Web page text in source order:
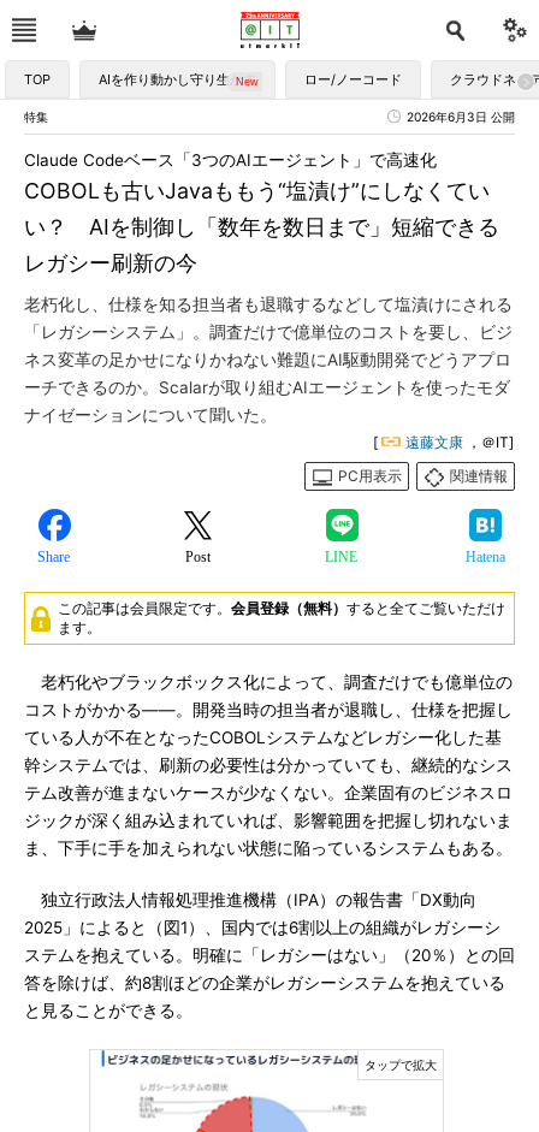
TOP AIを作り動かし守り生かす ロー/ノーコード クラウドネイ
特集 2026年6月3日 公開
COBOLも古いJavaももう“塩漬け”にしなくてい
い？ AIを制御し「数年を数日まで」短縮できる
レガシー刷新の今
Claude Codeベース「3つのAIエージェント」で高速化
老朽化し、仕様を知る担当者も退職するなどして塩漬けにされる
「レガシーシステム」。調査だけで億単位のコストを要し、ビジ
ネス変革の足かせになりかねない難題にAI駆動開発でどうアプロ
ーチできるのか。Scalarが取り組むAIエージェントを使ったモダ
ナイゼーションについて聞いた。
[ 遠藤文康 ，＠IT]
PC用表示
関連情報
Share Post LINE Hatena
この記事は会員限定です。 会員登録（無料） すると全てご覧いただけ
ます。
老朽化やブラックボックス化によって、調査だけでも億単位の
コストがかかる――。開発当時の担当者が退職し、仕様を把握し
ている人が不在となったCOBOLシステムなどレガシー化した基
幹システムでは、刷新の必要性は分かっていても、継続的なシス
テム改善が進まないケースが少なくない。企業固有のビジネスロ
ジックが深く組み込まれていれば、影響範囲を把握し切れないま
ま、下手に手を加えられない状態に陥っているシステムもある。
独立行政法人情報処理推進機構（IPA）の報告書「DX動向
2025」によると（図1）、国内では6割以上の組織がレガシーシ
ステムを抱えている。明確に「レガシーはない」（20％）との回
答を除けば、約8割ほどの企業がレガシーシステムを抱えている
と見ることができる。